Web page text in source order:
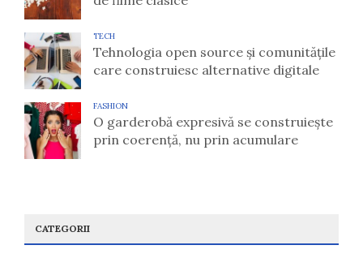
TECH
Tehnologia open source și comunitățile
care construiesc alternative digitale
FASHION
O garderobă expresivă se construiește
prin coerență, nu prin acumulare
CATEGORII